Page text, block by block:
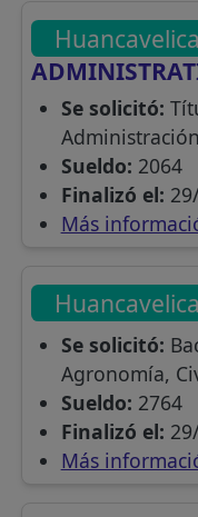
Huancavelica
Se solicitó:
Sueldo: 2064
Finalizó el:
Más
Huancavelica
Se solicitó:
Agronomía,
Sueldo: 2764
Finalizó el:
Más